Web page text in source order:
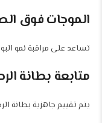
الموجات فوق
تساعد على مراقبة نمو
متابعة بطانة
يتم تقييم جاهزية بطانة